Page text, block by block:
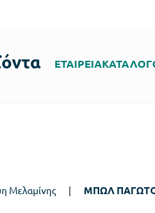
ΕΤΑΙΡΕΙΑ
Μελαμίνης | ΜΠΩΛ